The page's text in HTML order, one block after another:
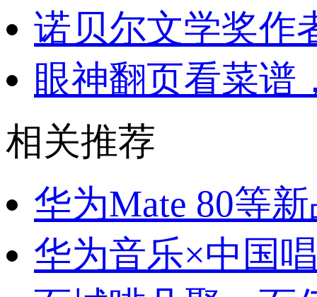
诺贝尔文学奖作
眼神翻页看菜谱
相关推荐
华为Mate 80等
华为音乐×中国